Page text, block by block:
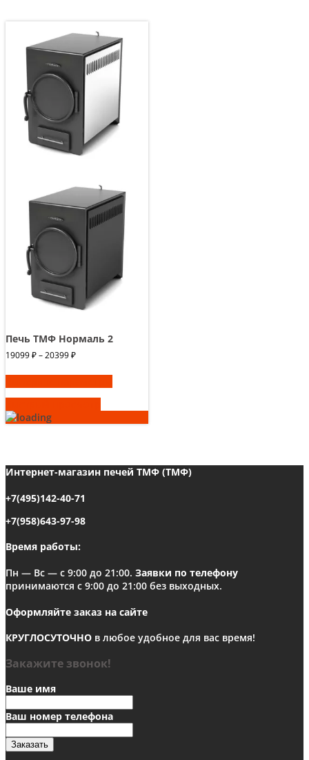
Печь ТМФ Нормаль 2
19099₽–20399₽Диапазон
19099 ₽
–
20399 ₽
несколько
вариаций.
выбрать
на
Интернет-магазин печей ТМФ (ТМФ)
+7(495)142-40-71
+7(958)643-97-98
Время работы:
Пн — Вс — с 9:00 до 21:00. Заявки по телефону
принимаются с 9:00 до 21:00 без выходных.
Оформляйте заказ на сайте
КРУГЛОСУТОЧНО в любое удобное для вас время!
Закажите звонок!
Ваше имя
Ваш номер телефона
Заказать